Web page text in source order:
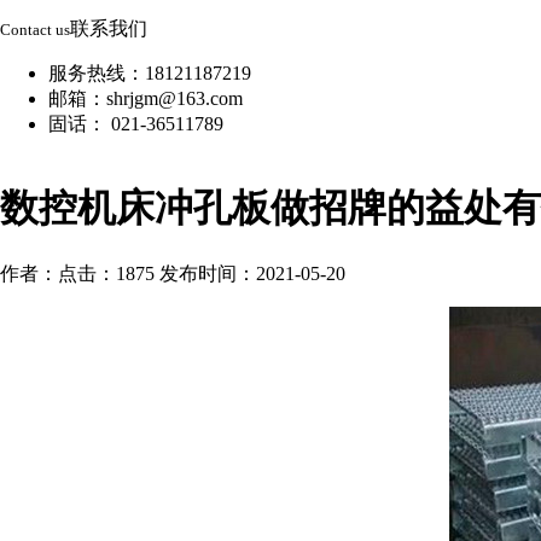
数控机床冲孔板做招牌的益处
作者： 点击：1875 发布时间：2021-05-20
Contact us联系我们
服务热线：18121187219
邮箱：shrjgm@163.com
固话： 021-36511789